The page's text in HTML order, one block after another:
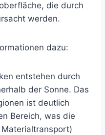
die durch
werden.
dazu:
entstehen durch
der Sonne. Das
ist deutlich
Bereich, was die